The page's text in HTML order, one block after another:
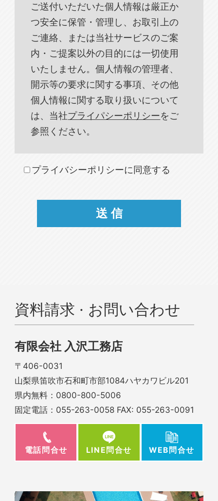
ご送付いただいた個人情報は厳正か
つ安全に保管・管理し、お取引上の
ご連絡、または当社サービスのご案
内・ご提案以外の目的には一切使用
いたしません。個人情報の管理者、
開示等の要求に関する事項、その他
個人情報に関する取り扱いについて
は、当社プライパシーポリシーをご
参照ください。
プライバシーポリシーに同意する
資料請求 · お問い合わせ
有限会社 入沢工務店
〒406-0031
山梨県笛吹市石和町市部1084ハヤカワビル201
県内無料： 0800-800-5006
固定電話： 055-263-0058 FAX: 055-263-0091
電話問合せ LINE問合せ WEB問合せ